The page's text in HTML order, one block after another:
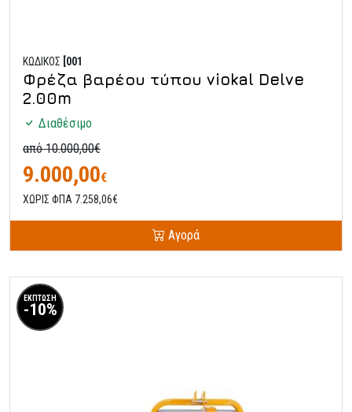
ΚΩΔΙΚΟΣ [001
Φρέζα βαρέου τύπου viokal Delve
2.00m
Διαθέσιμο
από 10.000,00€
9.000,00€
ΧΩΡΙΣ ΦΠΑ 7.258,06€
Αγορά
ΕΚΠΤΩΣΗ
-10%